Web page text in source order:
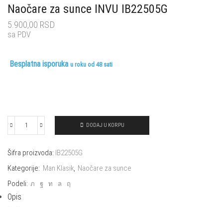
Naočare za sunce INVU IB22505G
5.900,00 RSD
sa PDV
Besplatna isporuka u roku od 48 sati
Naočare
sunce
IB22505G
količina
DODAJ U KORPU
Šifra proizvoda: IB22505G
Kategorije: Man Klasik, Naočare za sunce
Podeli:
Opis